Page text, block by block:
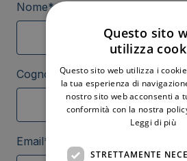
Nome*
Cognome*
Email*
Questo sito
utilizza
Questo sito web utilizza i
la tua esperienza di
nostro sito web acconsenti a
conformità con la nostra
Leggi di più
STRETTAMENTE